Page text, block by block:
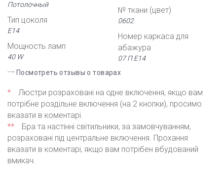
Потолочный
Тип цоколя
Е14
Мощность ламп
40 W
№ ткани (цвет)
0602
Номер каркаса для
абажура
07 П Е14
Посмотреть отзывы о товарах
*
Люстри розраховані на одне включення, якщо вам
потрібне роздільне включення (на 2 кнопки), просимо
вказати в коментарі.
**
Бра та настінні світильники, за замовчуванням,
розраховані під центральне включення. Прохання
вказати в коментарі, якщо вам потрібен вбудований
вмикач.